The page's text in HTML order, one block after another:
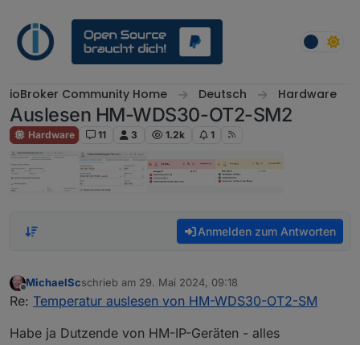
ioBroker Community Home Deutsch Hardware
Auslesen HM-WDS30-OT2-SM2
Hardware 11 3 1.2k 1
Anmelden zum Antworten
Offline
MichaelScschrieb am 29. Mai 2024, 09:18
zuletzt editiert von
Re: Temperatur auslesen von HM-WDS30-OT2-SM
Habe ja Dutzende von HM-IP-Geräten - alles